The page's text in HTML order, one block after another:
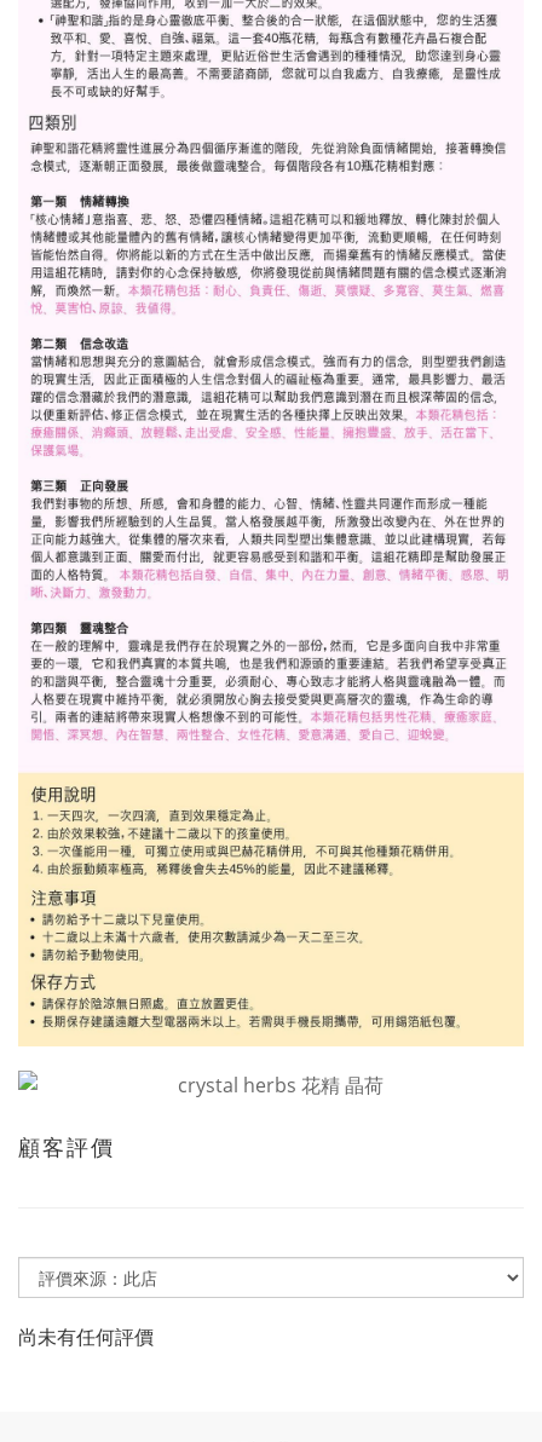
顧客評價
尚未有任何評價